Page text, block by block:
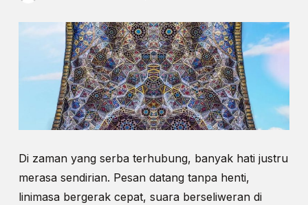
Di zaman yang serba terhubung, banyak hati justru
merasa sendirian. Pesan datang tanpa henti,
linimasa bergerak cepat, suara berseliweran di